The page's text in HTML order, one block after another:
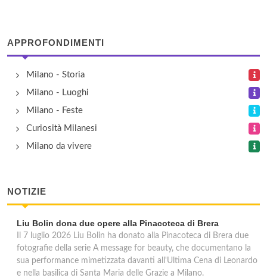
corso di Porta Ticinese 39, Milano
Basilica di San Vittore
via San Vittore 25, Milano
Casa Atellani Conti
corso Magenta 65/67, Milano
APPROFONDIMENTI
Milano - Storia
Milano - Luoghi
Milano - Feste
Curiosità Milanesi
Milano da vivere
NOTIZIE
Liu Bolin dona due opere alla Pinacoteca di Brera
Il 7 luglio 2026 Liu Bolin ha donato alla Pinacoteca di Brera due
fotografie della serie A message for beauty, che documentano la
sua performance mimetizzata davanti all'Ultima Cena di Leonardo
e nella basilica di Santa Maria delle Grazie a Milano.